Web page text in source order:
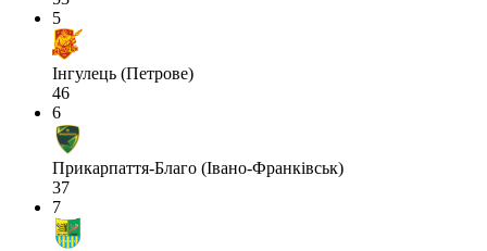
5
Інгулець (Петрове)
46
6
Прикарпаття-Благо (Івано-Франківськ)
37
7